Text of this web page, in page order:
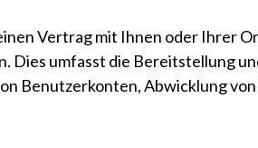
Vertrag mit Ihnen oder Ihrer
Dies umfasst die Bereitstellung
Benutzerkonten, Abwicklung